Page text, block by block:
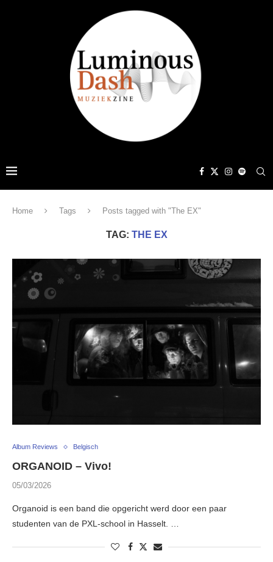
Home Tags Posts tagged with "The EX"
TAG: THE EX
Album Reviews Belgisch
ORGANOID – Vivo!
05/03/2026
Organoid is een band die opgericht werd door een paar
studenten van de PXL-school in Hasselt. …